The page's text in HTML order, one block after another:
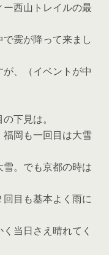
西山トレイルの最
霙が降って来まし
、（イベントが中
下見は。
岡も一回目は大雪
。でも京都の時は
目も基本よく雨に
当日さえ晴れてく